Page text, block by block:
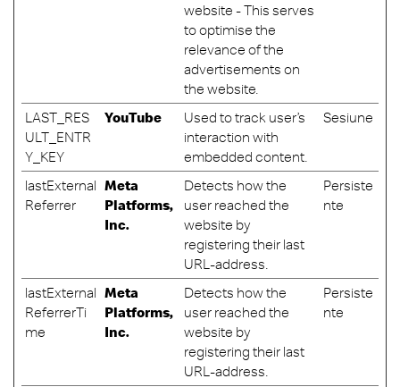
website - This serves
to optimise the
relevance of the
advertisements on
the website.
LAST_RES
ULT_ENTR
Y_KEY
YouTube
Used to track user’s
interaction with
embedded content.
Sesiune
lastExternal
Referrer
Meta
Platforms,
Inc.
Detects how the
user reached the
website by
registering their last
URL-address.
Persiste
nte
lastExternal
ReferrerTi
me
Meta
Platforms,
Inc.
Detects how the
user reached the
website by
registering their last
URL-address.
Persiste
nte